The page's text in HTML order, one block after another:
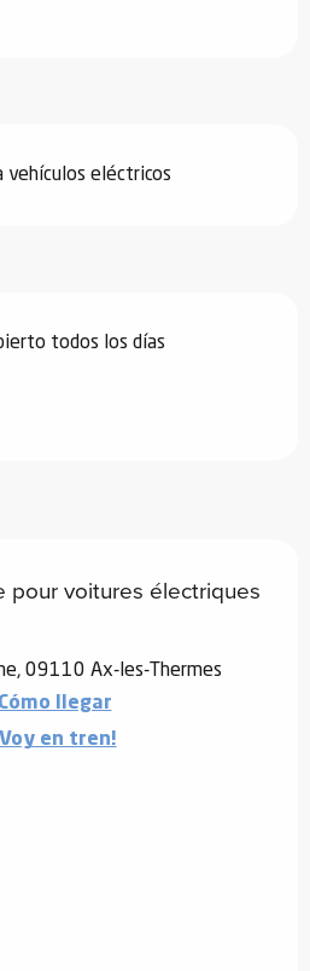
vehículos eléctricos
todos los días
pour voitures électriques
09110 Ax-les-Thermes
Cómo llegar
en tren!